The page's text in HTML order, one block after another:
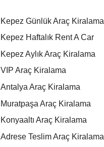
Kepez Günlük Araç Kiralama
Kepez Haftalık Rent A Car
Kepez Aylık Araç Kiralama
VIP Araç Kiralama
Antalya Araç Kiralama
Muratpaşa Araç Kiralama
Konyaaltı Araç Kiralama
Adrese Teslim Araç Kiralama